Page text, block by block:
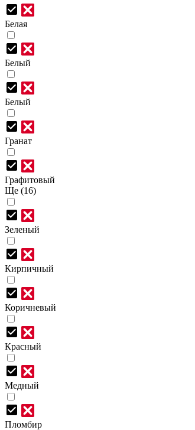
Белая
Белый
Белый
Гранат
Графитовый
Ще (16)
Зеленый
Кирпичный
Коричневый
Красный
Медный
Пломбир